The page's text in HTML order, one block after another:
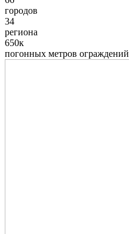
городов
34
региона
650к
погонных метров ограждений